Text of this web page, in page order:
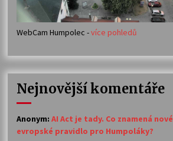
23. 7. 2026
14. 7. 2026
30. 6. 2026
WebCam Humpolec -více pohledů
Nejnovější komentáře
Anonym: AI Act je tady. Co znamená nové
evropské pravidlo pro Humpoláky?